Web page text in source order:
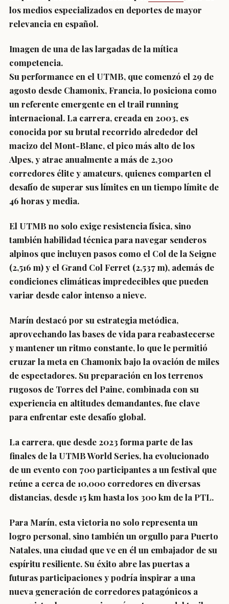
los medios especializados en deportes de mayor
relevancia en español.
Imagen de una de las largadas de la mítica
competencia.
Su performance en el UTMB, que comenzó el 29 de
agosto desde Chamonix, Francia, lo posiciona como
un referente emergente en el trail running
internacional. La carrera, creada en 2003, es
conocida por su brutal recorrido alrededor del
macizo del Mont-Blanc, el pico más alto de los
Alpes, y atrae anualmente a más de 2,300
corredores élite y amateurs, quienes comparten el
desafío de superar sus límites en un tiempo límite de
46 horas y media.
El UTMB no solo exige resistencia física, sino
también habilidad técnica para navegar senderos
alpinos que incluyen pasos como el Col de la Seigne
(2,516 m) y el Grand Col Ferret (2,537 m), además de
condiciones climáticas impredecibles que pueden
variar desde calor intenso a nieve.
Marín destacó por su estrategia metódica,
aprovechando las bases de vida para reabastecerse
y mantener un ritmo constante, lo que le permitió
cruzar la meta en Chamonix bajo la ovación de miles
de espectadores. Su preparación en los terrenos
rugosos de Torres del Paine, combinada con su
experiencia en altitudes demandantes, fue clave
para enfrentar este desafío global.
La carrera, que desde 2023 forma parte de las
finales de la UTMB World Series, ha evolucionado
de un evento con 700 participantes a un festival que
reúne a cerca de 10,000 corredores en diversas
distancias, desde 15 km hasta los 300 km de la PTL.
Para Marín, esta victoria no solo representa un
logro personal, sino también un orgullo para Puerto
Natales, una ciudad que ve en él un embajador de su
espíritu resiliente. Su éxito abre las puertas a
futuras participaciones y podría inspirar a una
nueva generación de corredores patagónicos a